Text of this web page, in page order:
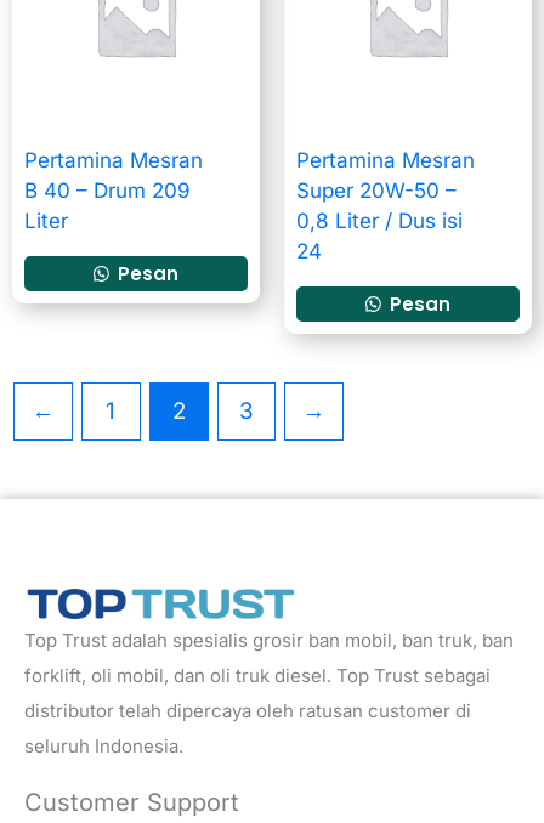
Pertamina Mesran
B 40 – Drum 209
Liter
Pesan
Pertamina Mesran
Super 20W-50 –
0,8 Liter / Dus isi
24
Pesan
← 1 2 3 →
Top Trust adalah spesialis grosir ban mobil, ban truk, ban
forklift, oli mobil, dan oli truk diesel. Top Trust sebagai
distributor telah dipercaya oleh ratusan customer di
seluruh Indonesia.
Customer Support